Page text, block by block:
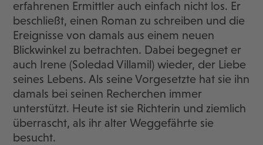
erfahrenen Ermittler auch einfach nicht los. Er
beschließt, einen Roman zu schreiben und die
Ereignisse von damals aus einem neuen
Blickwinkel zu betrachten. Dabei begegnet er
auch Irene (Soledad Villamil) wieder, der Liebe
seines Lebens. Als seine Vorgesetzte hat sie ihn
damals bei seinen Recherchen immer
unterstützt. Heute ist sie Richterin und ziemlich
überrascht, als ihr alter Weggefährte sie
besucht.